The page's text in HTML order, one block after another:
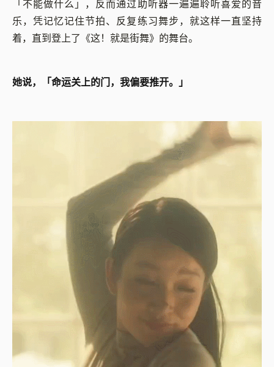
「不能做什么」，反而通过助听器一遍遍聆听喜爱的音
乐，凭记忆记住节拍、反复练习舞步，就这样一直坚持
着，直到登上了《这！就是街舞》的舞台。
她说，「命运关上的门，我偏要推开。」